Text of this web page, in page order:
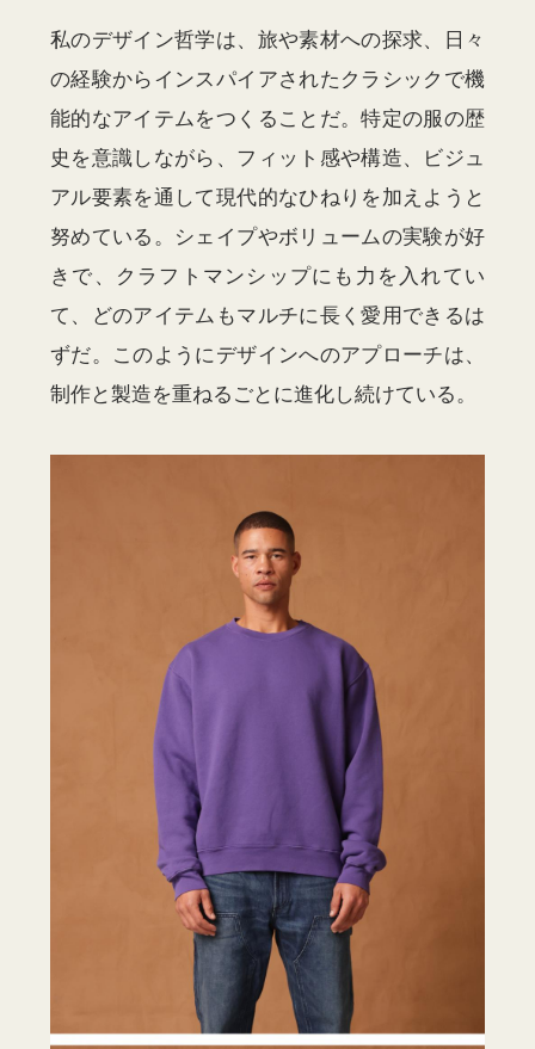
私のデザイン哲学は、旅や素材への探求、日々
の経験からインスパイアされたクラシックで機
能的なアイテムをつくることだ。特定の服の歴
史を意識しながら、フィット感や構造、ビジュ
アル要素を通して現代的なひねりを加えようと
努めている。シェイプやボリュームの実験が好
きで、クラフトマンシップにも力を入れてい
て、どのアイテムもマルチに長く愛用できるは
ずだ。このようにデザインへのアプローチは、
制作と製造を重ねるごとに進化し続けている。